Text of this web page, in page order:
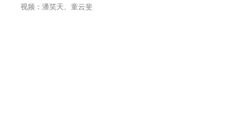
视频：潘笑天、童云斐